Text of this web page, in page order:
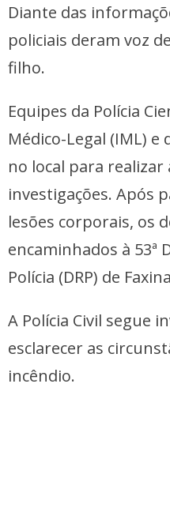
Diante das
policiais deram voz
filho.
Equipes da Polícia
Médico-Legal (IML) e
no local para realizar
investigações. Após
lesões corporais, os
encaminhados à 53ª
Polícia (DRP) de
A Polícia Civil segue
esclarecer as
incêndio.